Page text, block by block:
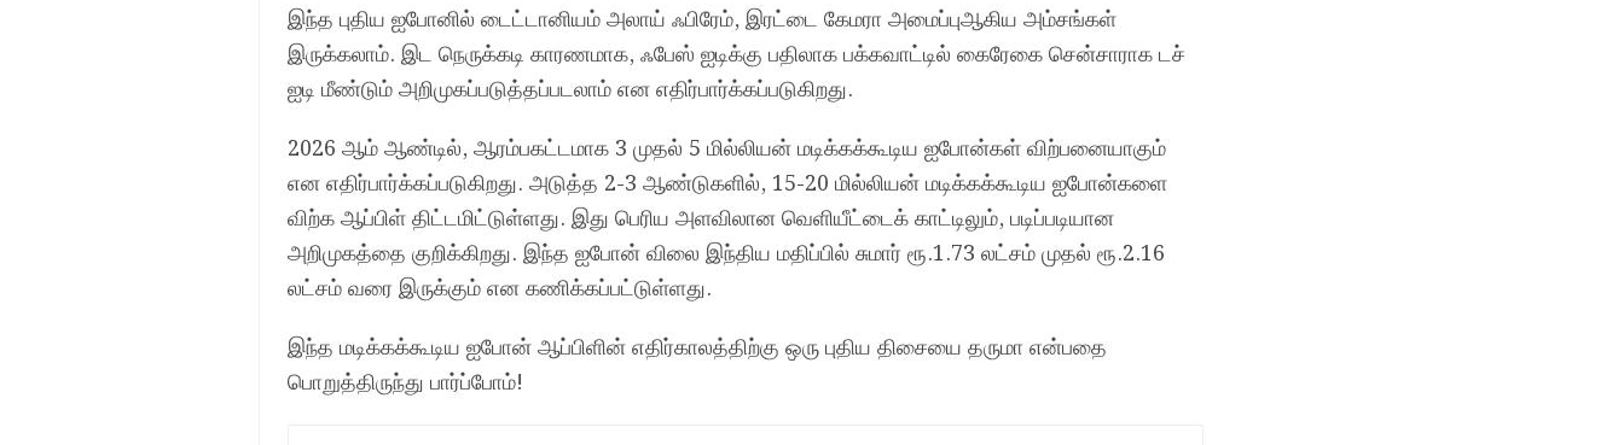
இந்த புதிய ஐபோனில் டைட்டானியம் அலாய் ஃபிரேம், இரட்டை கேமரா அமைப்புஆகிய அம்சங்கள்
இருக்கலாம். இட நெருக்கடி காரணமாக, ஃபேஸ் ஐடிக்கு பதிலாக பக்கவாட்டில் கைரேகை சென்சாராக டச்
ஐடி மீண்டும் அறிமுகப்படுத்தப்படலாம் என எதிர்பார்க்கப்படுகிறது.
2026 ஆம் ஆண்டில், ஆரம்பகட்டமாக 3 முதல் 5 மில்லியன் மடிக்கக்கூடிய ஐபோன்கள் விற்பனையாகும்
என எதிர்பார்க்கப்படுகிறது. அடுத்த 2-3 ஆண்டுகளில், 15-20 மில்லியன் மடிக்கக்கூடிய ஐபோன்களை
விற்க ஆப்பிள் திட்டமிட்டுள்ளது. இது பெரிய அளவிலான வெளியீட்டைக் காட்டிலும், படிப்படியான
அறிமுகத்தை குறிக்கிறது. இந்த ஐபோன் விலை இந்திய மதிப்பில் சுமார் ரூ.1.73 லட்சம் முதல் ரூ.2.16
லட்சம் வரை இருக்கும் என கணிக்கப்பட்டுள்ளது.
இந்த மடிக்கக்கூடிய ஐபோன் ஆப்பிளின் எதிர்காலத்திற்கு ஒரு புதிய திசையை தருமா என்பதை
பொறுத்திருந்து பார்ப்போம்!